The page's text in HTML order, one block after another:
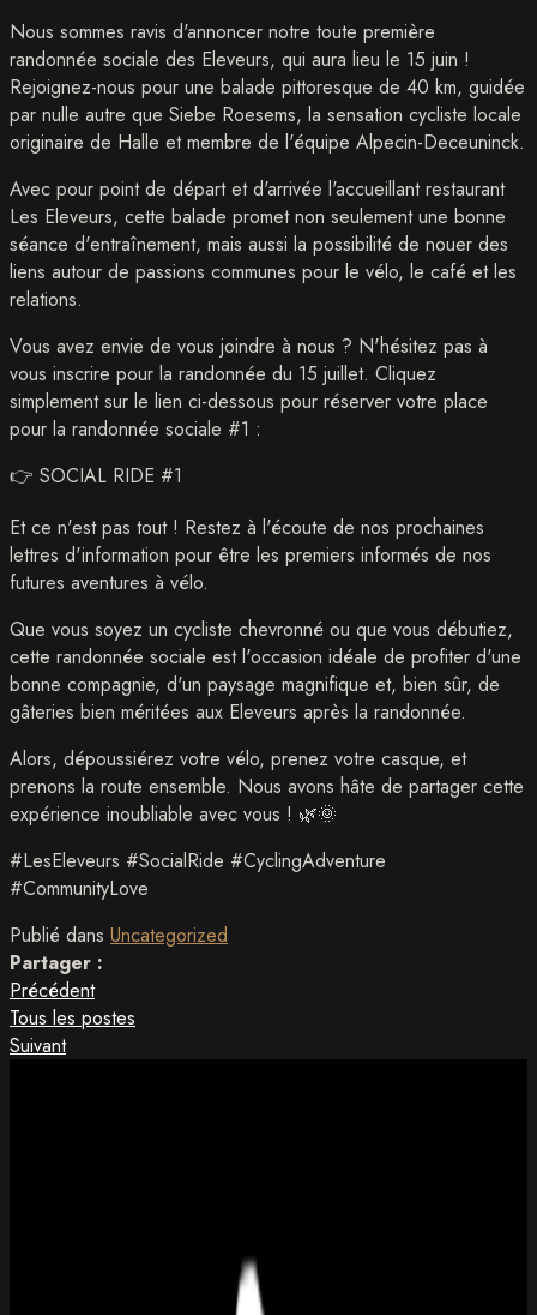
Nous sommes ravis d'annoncer notre toute première
randonnée sociale des Eleveurs, qui aura lieu le 15 juin !
Rejoignez-nous pour une balade pittoresque de 40 km, guidée
par nulle autre que Siebe Roesems, la sensation cycliste locale
originaire de Halle et membre de l'équipe Alpecin-Deceuninck.
Avec pour point de départ et d'arrivée l'accueillant restaurant
Les Eleveurs, cette balade promet non seulement une bonne
séance d'entraînement, mais aussi la possibilité de nouer des
liens autour de passions communes pour le vélo, le café et les
relations.
Vous avez envie de vous joindre à nous ? N'hésitez pas à
vous inscrire pour la randonnée du 15 juillet. Cliquez
simplement sur le lien ci-dessous pour réserver votre place
pour la randonnée sociale #1 :
👉 SOCIAL RIDE #1
Et ce n'est pas tout ! Restez à l'écoute de nos prochaines
lettres d'information pour être les premiers informés de nos
futures aventures à vélo.
Que vous soyez un cycliste chevronné ou que vous débutiez,
cette randonnée sociale est l'occasion idéale de profiter d'une
bonne compagnie, d'un paysage magnifique et, bien sûr, de
gâteries bien méritées aux Eleveurs après la randonnée.
Alors, dépoussiérez votre vélo, prenez votre casque, et
prenons la route ensemble. Nous avons hâte de partager cette
expérience inoubliable avec vous ! 🌿🌞
#LesEleveurs #SocialRide #CyclingAdventure
#CommunityLove
Publié dans Uncategorized
Partager :
Précédent
Tous les postes
Suivant